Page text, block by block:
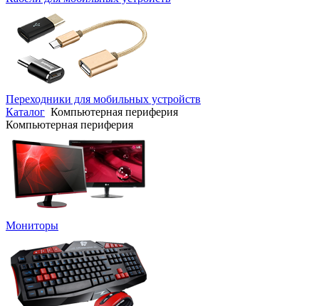
Переходники для мобильных устройств
Каталог Компьютерная периферия
Компьютерная периферия
Мониторы